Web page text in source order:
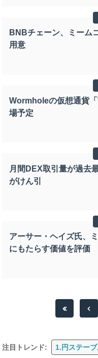
BNBチェーン、ミーム
用意
Wormholeの仮想通貨
場予定
月間DEX取引量が過去
がけん引
アーサー・ヘイズ氏、
にもたらす価値を評価
注目トレンド: 1.円ステーブ